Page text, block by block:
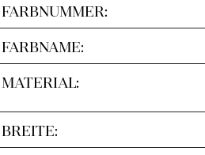
FARBNUMMER:
FARBNAME:
MATERIAL:
BREITE: